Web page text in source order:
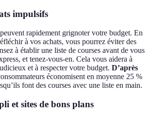
impulsifs
rapidement grignoter votre budget. En
à vos achats, vous pourrez éviter des
à établir une liste de courses avant de vous
et tenez-vous-en. Cela vous aidera à
et à respecter votre budget. D’après
économisent en moyenne 25 %
font des courses avec une liste en main.
et sites de bons plans